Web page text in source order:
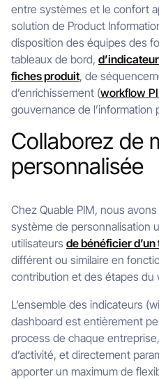
entre systèmes et le confort
solution de Product
disposition des équipes des
tableaux de bord,
fiches produit, de
d’enrichissement (workflow
gouvernance de l’information
Collaborez de
personnalisée
Chez Quable PIM, nous
système de personnalisation
utilisateurs de bénéficier
différent ou similaire en
contribution et des étapes du
L’ensemble des indicateurs
dashboard est entièrement
process de chaque
d’activité, et directement
apporter un maximum de